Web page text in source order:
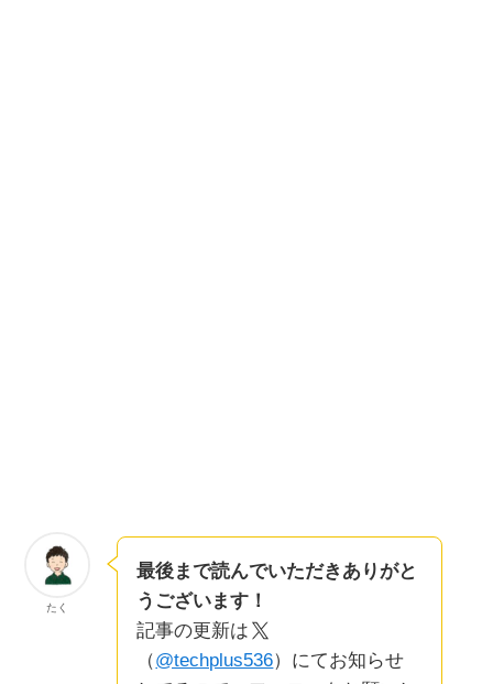
たく
最後まで読んでいただきありがと
うございます！
記事の更新は
（@techplus536）にてお知らせ